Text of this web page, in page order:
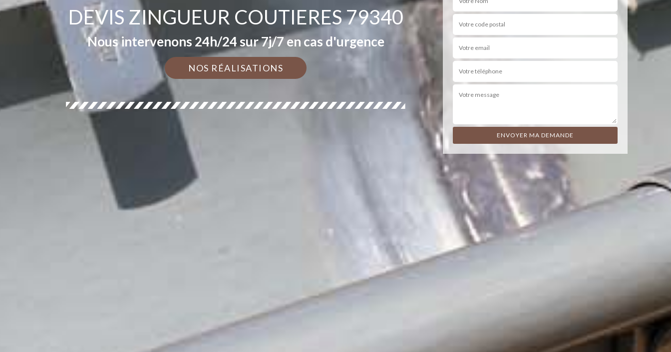
DEVIS ZINGUEUR COUTIERES 79340
Nous intervenons 24h/24 sur 7j/7 en cas d'urgence
NOS RÉALISATIONS